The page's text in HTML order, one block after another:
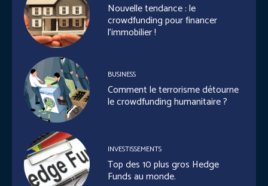
Nouvelle tendance : le
crowdfunding pour financer
l’immobilier !
BUSINESS
Comment le terrorisme détourne
le crowdfunding humanitaire ?
INVESTISSEMENTS
Top des 10 plus gros Hedge
Funds au monde.